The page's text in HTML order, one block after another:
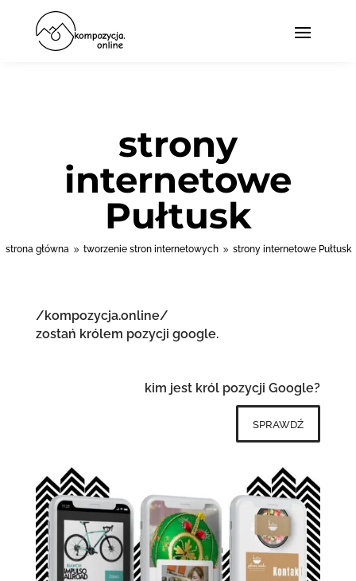
strony
internetowe
Pułtusk
strona główna 9 tworzenie stron internetowych 9 strony internetowe Pułtusk
/kompozycja.online/
zostań królem pozycji google.
kim jest król pozycji Google?
sprawdź